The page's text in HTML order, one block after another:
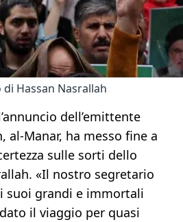
Hassan Nasrallah
dell’emittente
al-Manar, ha messo fine a
sulle sorti dello
«Il nostro segretario
suoi grandi e immortali
il viaggio per quasi